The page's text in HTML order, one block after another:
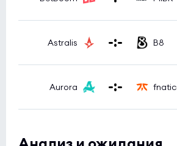
Astralis B8
Aurora fnatic